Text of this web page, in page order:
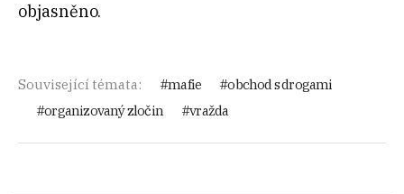
objasněno.
Související témata: mafie
obchod s drogami
organizovaný zločin
vražda